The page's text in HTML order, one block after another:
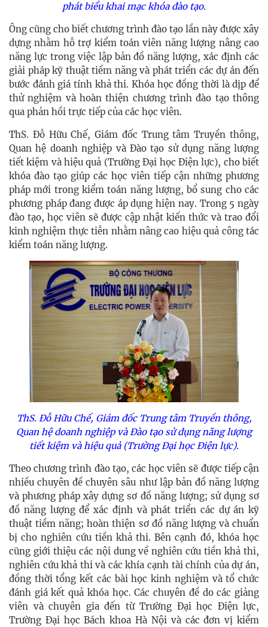
phát biểu khai mạc khóa đào tạo.
Ông cũng cho biết chương trình đào tạo lần này được xây
dựng nhằm hỗ trợ kiểm toán viên năng lượng nâng cao
năng lực trong việc lập bản đồ năng lượng, xác định các
giải pháp kỹ thuật tiềm năng và phát triển các dự án đến
bước đánh giá tính khả thi. Khóa học đồng thời là dịp để
thử nghiệm và hoàn thiện chương trình đào tạo thông
qua phản hồi trực tiếp của các học viên.
ThS. Đỗ Hữu Chế, Giám đốc Trung tâm Truyền thông,
Quan hệ doanh nghiệp và Đào tạo sử dụng năng lượng
tiết kiệm và hiệu quả (Trường Đại học Điện lực), cho biết
khóa đào tạo giúp các học viên tiếp cận những phương
pháp mới trong kiểm toán năng lượng, bổ sung cho các
phương pháp đang được áp dụng hiện nay. Trong 5 ngày
đào tạo, học viên sẽ được cập nhật kiến thức và trao đổi
kinh nghiệm thực tiễn nhằm nâng cao hiệu quả công tác
kiểm toán năng lượng.
ThS. Đỗ Hữu Chế, Giám đốc Trung tâm Truyền thông,
Quan hệ doanh nghiệp và Đào tạo sử dụng năng lượng
tiết kiệm và hiệu quả (Trường Đại học Điện lực).
Theo chương trình đào tạo, các học viên sẽ được tiếp cận
nhiều chuyên đề chuyên sâu như lập bản đồ năng lượng
và phương pháp xây dựng sơ đồ năng lượng; sử dụng sơ
đồ năng lượng để xác định và phát triển các dự án kỹ
thuật tiềm năng; hoàn thiện sơ đồ năng lượng và chuẩn
bị cho nghiên cứu tiền khả thi. Bên cạnh đó, khóa học
cũng giới thiệu các nội dung về nghiên cứu tiền khả thi,
nghiên cứu khả thi và các khía cạnh tài chính của dự án,
đồng thời tổng kết các bài học kinh nghiệm và tổ chức
đánh giá kết quả khóa học. Các chuyên đề do các giảng
viên và chuyên gia đến từ Trường Đại học Điện lực,
Trường Đại học Bách khoa Hà Nội và các đơn vị kiểm